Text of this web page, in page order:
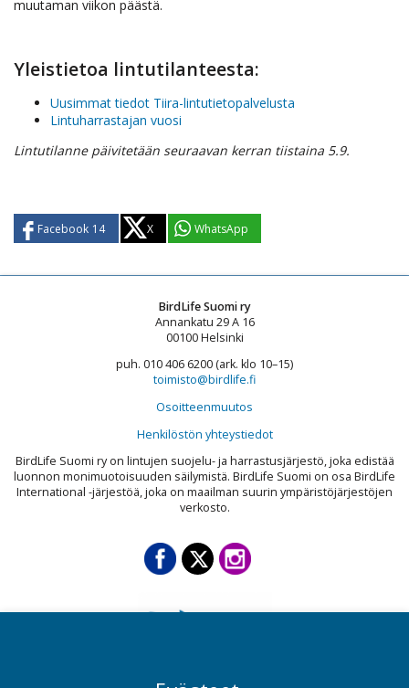
muutaman viikon päästä.
Yleistietoa lintutilanteesta:
Uusimmat tiedot Tiira-lintutietopalvelusta
Lintuharrastajan vuosi
Lintutilanne päivitetään seuraavan kerran tiistaina 5.9.
Facebook 14 X WhatsApp
BirdLife Suomi ry
Annankatu 29 A 16
00100 Helsinki
puh. 010 406 6200 (ark. klo 10–15)
toimisto@birdlife.fi
Osoitteenmuutos
Henkilöstön yhteystiedot
BirdLife Suomi ry on lintujen suojelu- ja harrastusjärjestö, joka edistää
luonnon monimuotoisuuden säilymistä. BirdLife Suomi on osa BirdLife
International -järjestöä, joka on maailman suurin ympäristöjärjestöjen
verkosto.